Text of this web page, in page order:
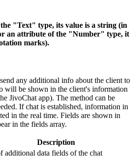
"Text" type, its value is a string (in
an attribute of the "Number" type, it
marks).
any additional info about the client to
will be shown in the client's information
JivoChat app). The method can be
If chat is established, information in
in the real time. Fields are shown in
in the fields array.
Description
additional data fields of the chat